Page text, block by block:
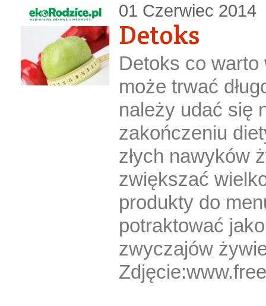
01 Czerwiec 2014
Detoks
Detoks co
może trwać
należy udać się
zakończeniu
złych nawyków
zwiększać
produkty do
potraktować
zwyczajów